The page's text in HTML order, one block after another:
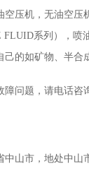
空压机，无油空压
FLUID系列），喷
的如矿物、半合
障问题，请电话
中山市，地处中山